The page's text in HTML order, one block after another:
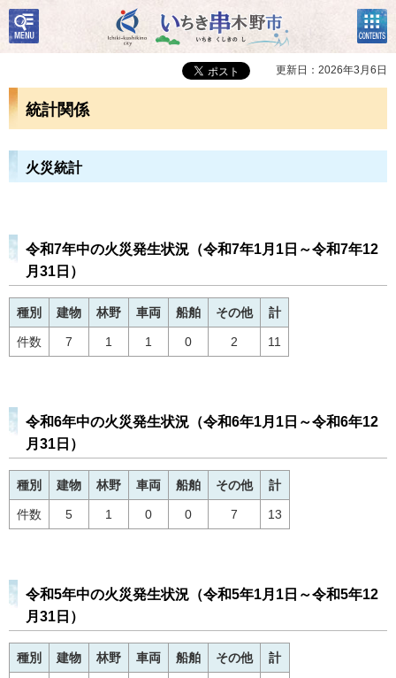
いちき串木野市
検
索・
共通
コン
テン
ツメ
ニュ
更新日：2026年3月6日
統計関係
火災統計
令和7年中の火災発生状況（令和7年1月1日～令和7年12
月31日）
種別 建物 林野 車両 船舶 その他 計
件数 7 1 1 0 2 11
令和6年中の火災発生状況（令和6年1月1日～令和6年12
月31日）
種別 建物 林野 車両 船舶 その他 計
件数 5 1 0 0 7 13
令和5年中の火災発生状況（令和5年1月1日～令和5年12
月31日）
種別 建物 林野 車両 船舶 その他 計